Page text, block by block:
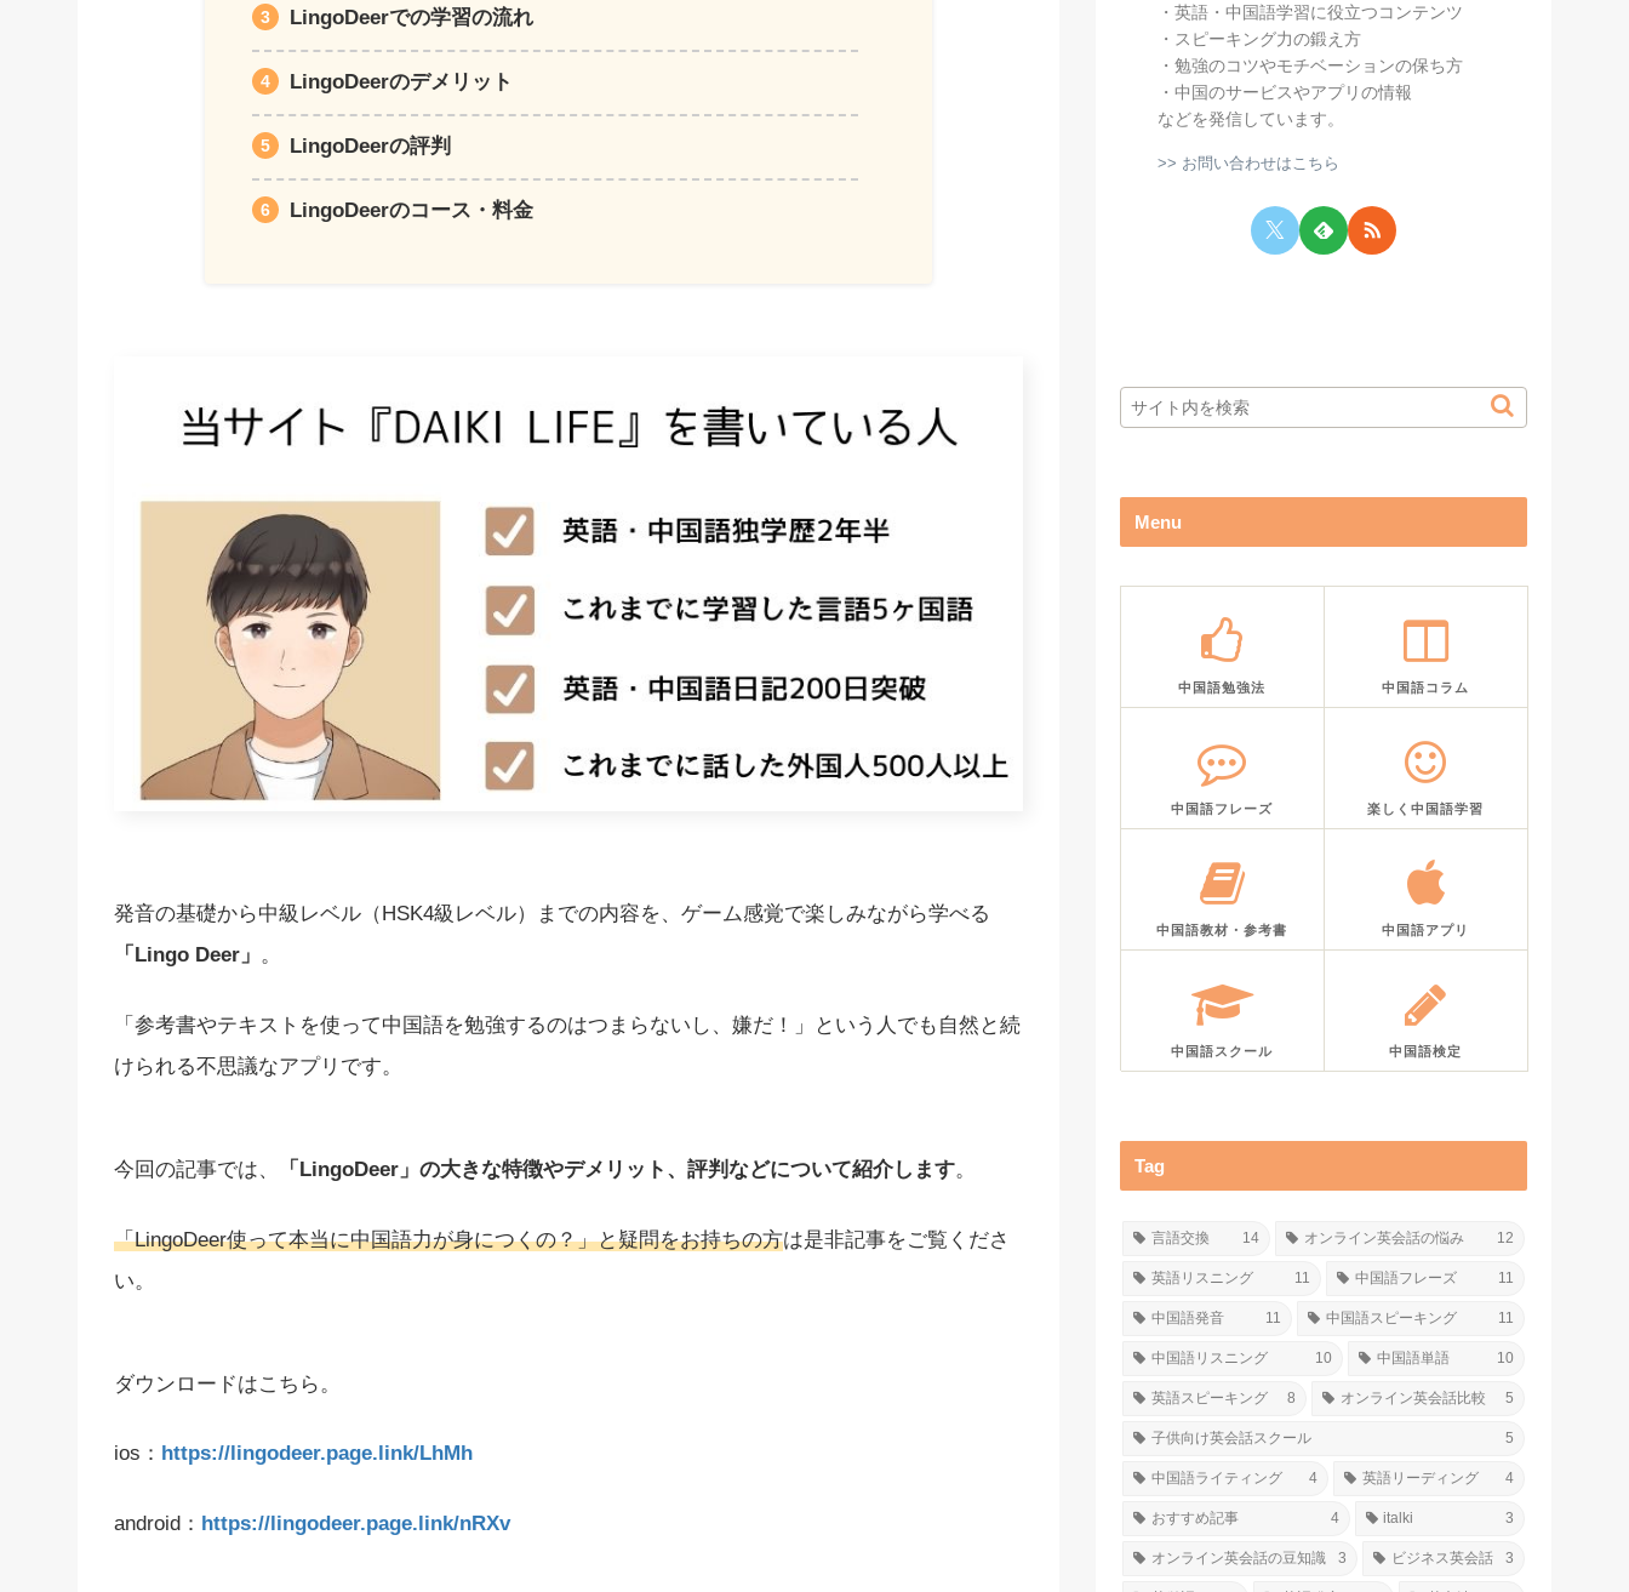
LingoDeerでの学習の流れ
LingoDeerのデメリット
LingoDeerの評判
LingoDeerのコース・料金
発音の基礎から中級レベル（HSK4級レベル）までの内容を、ゲーム感覚で楽しみながら学べる
「Lingo Deer」 。
「参考書やテキストを使って中国語を勉強するのはつまらないし、嫌だ！」という人でも自然と続
けられる不思議なアプリです。
今回の記事では、 「LingoDeer」の大きな特徴やデメリット、評判などについて紹介します。
「LingoDeer使って本当に中国語力が身につくの？」と疑問をお持ちの方は是非記事をご覧くださ
い。
ダウンロードはこちら。
ios： https://lingodeer.page.link/LhMh
android： https://lingodeer.page.link/nRXv
・英語・中国語学習に役立つコンテンツ
・スピーキング力の鍛え方
・勉強のコツやモチベーションの保ち方
・中国のサービスやアプリの情報
などを発信しています。
>> お問い合わせはこちら
Menu
中国語勉強法 中国語コラム
中国語フレーズ 楽しく中国語学習
中国語教材・参考書 中国語アプリ
中国語スクール 中国語検定
Tag
言語交換 14 オンライン英会話の悩み 12
英語リスニング 11 中国語フレーズ 11
中国語発音 11 中国語スピーキング 11
中国語リスニング 10 中国語単語 10
英語スピーキング 8 オンライン英会話比較 5
子供向け英会話スクール 5
中国語ライティング 4 英語リーディング 4
おすすめ記事 4 italki 3
オンライン英会話の豆知識 3 ビジネス英会話 3